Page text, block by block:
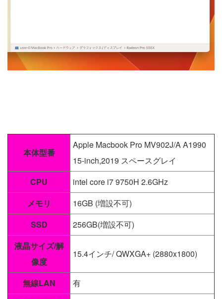
本体型番
Apple Macbook Pro MV902J/A A1990
15-inch,2019 スペースグレイ
CPU
intel core i7 9750H 2.6GHz
メモリ
16GB (増設不可)
SSD
256GB(増設不可)
液晶サイズ/解
像度
15.4インチ/ QWXGA+ (2880x1800)
無線LAN
有